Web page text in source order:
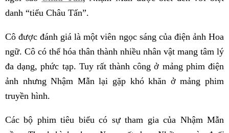
danh “tiểu Châu Tấn”.
Cô được đánh giá là một viên ngọc sáng của điện ảnh Hoa
ngữ. Cô có thể hóa thân thành nhiều nhân vật mang tâm lý
đa dạng, phức tạp. Tuy rất thành công ở mảng phim điện
ảnh nhưng Nhậm Mẫn lại gặp khó khăn ở mảng phim
truyền hình.
Các bộ phim tiêu biểu có sự tham gia của Nhậm Mẫn